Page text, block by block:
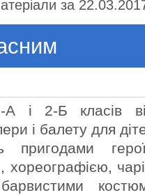
за
і 2-Б класів
і балету для
пригодами